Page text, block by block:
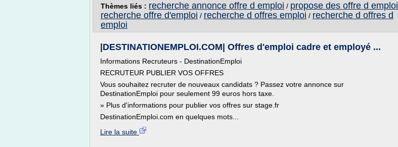
Thèmes liés : recherche annonce offre d emploi / propose des offre d emploi
recherche offre d'emploi / recherche d offres emploi / recherche d offres d
emploi
|DESTINATIONEMPLOI.COM| Offres d'emploi cadre et employé ...
Informations Recruteurs - DestinationEmploi
RECRUTEUR PUBLIER VOS OFFRES
Vous souhaitez recruter de nouveaux candidats ? Passez votre annonce sur
DestinationEmploi pour seulement 99 euros hors taxe.
» Plus d'informations pour publier vos offres sur stage.fr
DestinationEmploi.com en quelques mots...
Lire la suite